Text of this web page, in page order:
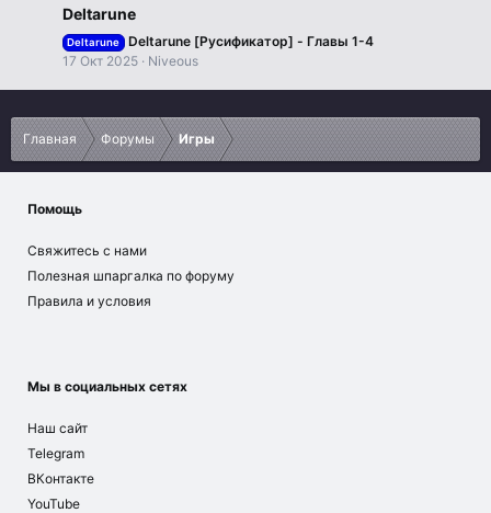
Deltarune
Deltarune
Deltarune [Русификатор] - Главы 1-4
17 Окт 2025
Niveous
Главная Форумы Игры
Помощь
Свяжитесь с нами
Полезная шпаргалка по форуму
Правила и условия
Мы в социальных сетях
Наш сайт
Telegram
ВКонтакте
YouTube